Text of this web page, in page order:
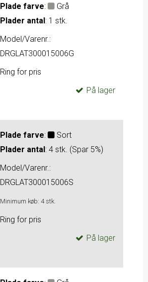
Plade farve:
Grå
Plader antal : 1 stk.
Model/Varenr.:
DRGLAT300015006G
Ring for pris
På lager
Plade farve:
Sort
Plader antal : 4 stk. (Spar 5%)
Model/Varenr.:
DRGLAT300015006S
Minimum køb: 4 stk.
Ring for pris
På lager